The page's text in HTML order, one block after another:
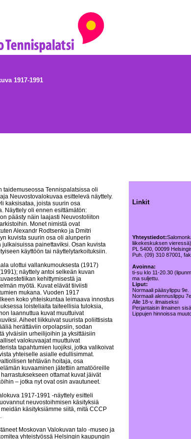
1917-1991
taidemuseossa Tennispalatsissa oli
Neuvostovalokuvaa esittelevä näyttely.
kaksisataa, joista suurin osa
Näyttely oli ennen esittämätön:
päästy näin laajasti Neuvostoliiton
Monet nimistä ovat
Alexandr Rodtsenko ja Dmitri
kuvista suurin osa oli alunperin
julkaisuissa painettaviksi. Osan kuvista
käyttöön tai näyttelytarkoituksiin.
ulottui vallankumouksesta (1917)
näyttely antoi selkeän kuvan
kehittymisestä ja
myötä. Kuvat elävät tiiviisti
mukana. Vuoden 1917
koko yhteiskuntaa leimaava innostus
loisteliaita taiteellisia tuloksia,
laannuttua kuvat muuttuivat
Aiheet liikkuivat suurista poliittisista
herättäviin orpolapsiin, sodan
ylväisiin urheilijoihin ja yksittäisiin
valokuvaajat muuttuivat
tapahtumien luojiksi, jotka valikoivat
yhteiselle asialle edullisimmat.
tehtävän hoitaja, osa
kuvaaminen jätettiin amatööreille
ottamat kuvat jäivät
– jotka nyt ovat osin avautuneet.
1917-1991 -näyttely esitteli
neuvostoihmisen käsityksiä
käsityksiämme siitä, mitä CCCP
Moskovan Valokuvan talo -museo ja
yhteistyössä Helsingin kaupungin
Linkit
Yhteystiedot:
liikekeskuksen
PL 5400, 00099
Puh. (09) 310 87001,
Avoinna:
ti-su klo 11-20.30
ma suljettu.
Liput:
Normaali pääsylippu 9e.
Normaali alennuslippu 7e.
Alle 18-v. ilmaiseksi
Perjantaisin ilmainen
Lippujen hinnoissa